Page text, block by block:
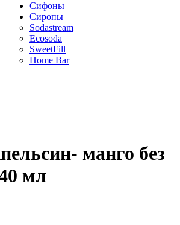
Сифоны
Сиропы
Sodastream
Ecosoda
SweetFill
Home Bar
манго без
мл